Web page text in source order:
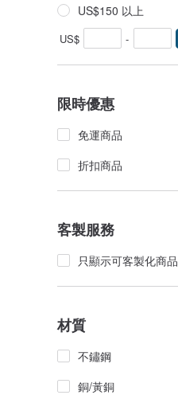
US$150 以上
US$ -
限時優惠
免運商品
折扣商品
客製服務
只顯示可客製化商品
材質
不鏽鋼
銅/黃銅